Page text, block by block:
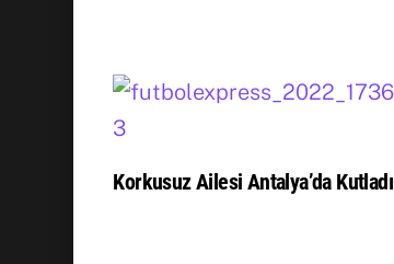
Korkusuz Ailesi Antalya’da Kutladı